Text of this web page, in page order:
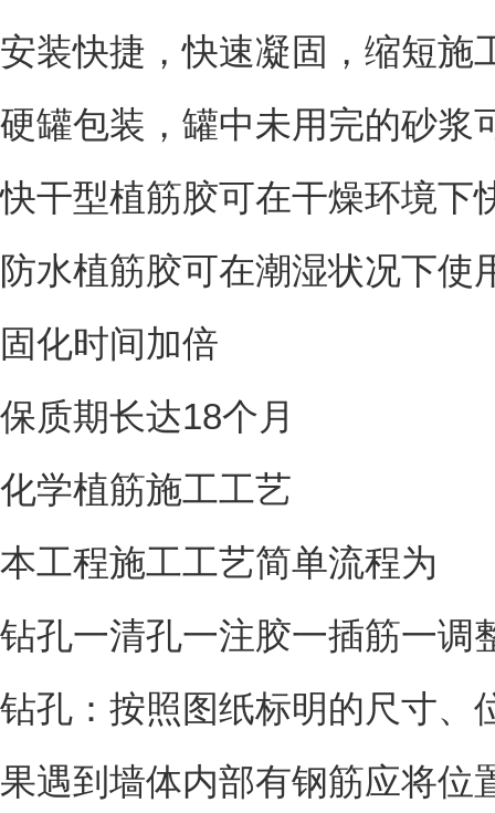
安装快捷，快速凝固，缩短施
硬罐包装，罐中未用完的砂浆
快干型植筋胶可在干燥环境下
防水植筋胶可在潮湿状况下使
固化时间加倍
保质期长达18个月
化学植筋施工工艺
本工程施工工艺简单流程为
钻孔一清孔一注胶一插筋一调
钻孔：按照图纸标明的尺寸、
果遇到墙体内部有钢筋应将位